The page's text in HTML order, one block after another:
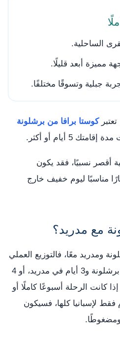
الساحلية.
مميزة أبعد قليلًا.
جبلية وتسوقًا مختلفًا.
كوستا برافا من برشلونة
5 أيام أو أكثر.
أقصر نسبيًا، فقد يكون
مناسبًا ليوم خفيف خارج
مع مدريد؟
ومدريد معًا، فالتوزيع العملي
غالبًا يكون 3 إلى 4 أيام في برشلونة و3 أيام في مدريد، أو 4
أيام مدريد إذا كانت الرحلة أسبوعًا كاملًا أو
أما إذا كان لديك 5 أيام فقط لإسبانيا كلها، فسيكون
ومضغوطًا.